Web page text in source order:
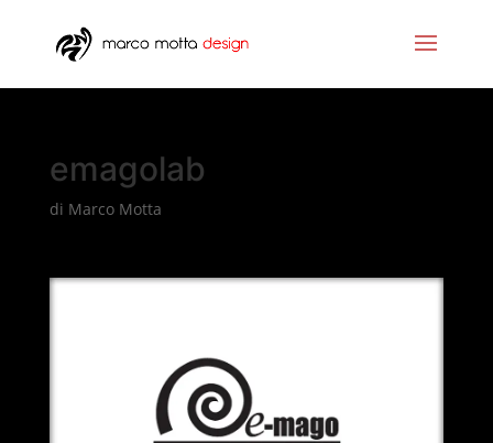
emagolab
di Marco Motta